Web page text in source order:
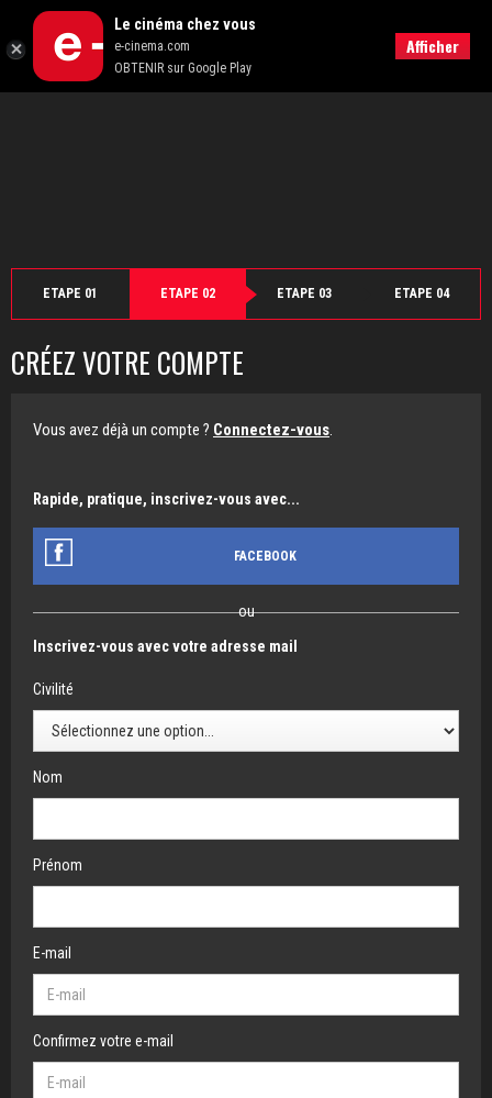
ETAPE 01 ETAPE 02 ETAPE 03 ETAPE 04
CRÉEZ VOTRE COMPTE
Vous avez déjà un compte ? Connectez-vous.
Rapide, pratique, inscrivez-vous avec...
FACEBOOK
ou
Inscrivez-vous avec votre adresse mail
Civilité
Nom
Prénom
E-mail
Confirmez votre e-mail
Retour Le cinéma chez vous
e-cinema.com
OBTENIR sur Google Play
Afficher